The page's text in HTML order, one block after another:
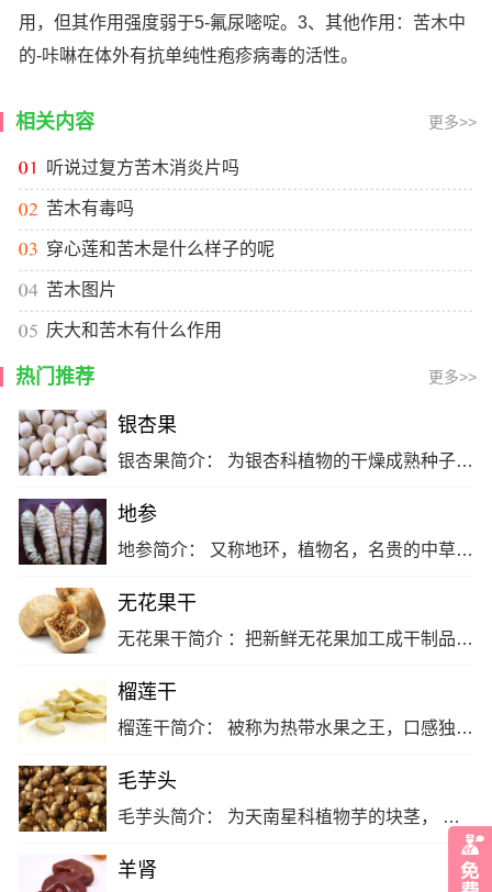
用，但其作用强度弱于5-氟尿嘧啶。3、其他作用：苦木中
的-咔啉在体外有抗单纯性疱疹病毒的活性。
相关内容 更多>>
听说过复方苦木消炎片吗
苦木有毒吗
穿心莲和苦木是什么样子的呢
苦木图片
庆大和苦木有什么作用
热门推荐 更多>>
银杏果
银杏果简介： 为银杏科植物的干燥成熟种子，具有敛肺定喘，止带浊，缩小便的功效。 银杏果的药性： 性味甘、苦、涩，平;有毒。 银杏果的功效与作用： 敛肺定喘;止带缩尿。 银杏果适应症： 痰多喘咳，带下白浊，遗尿尿频。… [详细]
地参
地参简介： 又称地环，植物名，名贵的中草药，且具有提神醒脑、开胃化食、补肝肾两虚、强腰膝筋骨之效。 地参的药性： 味苦，性寒。 地参的功效与作用： 强身健体、润肠通便、养颜美容、帮助消化、脂降压。 地参适应症： 高血压，糖尿病，心脑血管疾病、肥胖症。… [详细]
无花果干
无花果干简介 ：把新鲜无花果加工成干制品。 无花果干的药性 ：甘;性凉 。 无花果干的功效与作用 ：清热生津;健脾开胃;解毒消肿。 无花果干适应症 ：主咽喉肿痛;燥咳声嘶;乳汁稀少;肠热便秘;食欲不振;消化不良，泄泻痢疾;痈肿;癣疾 。
榴莲干
榴莲干简介： 被称为热带水果之王，口感独特深受大众喜爱。用最先进之-45℃急速冷冻系统瞬间急冻再真空干燥。 榴莲干的药性： 辛、甘、热。 榴莲干的功效与作用： 增强人体免疫力、记忆力，促进肠道蠕动，帮助消化。 榴莲干适应症： 适合于发育期青少年，病后体虚及怀孕妇女食用，更是素食极品。
毛芋头
毛芋头简介： 为天南星科植物芋的块茎， 毛芋头的药性： 甘辛，平。 毛芋头的功效与作用： 增强免疫力、洁齿防龋、解毒防癌、美容乌发、补中益气。 毛芋头适应症： 消疬散结，治瘰疬，肿毒，腹中癖决，牛皮癣，汤火伤。… [详细]
羊肾